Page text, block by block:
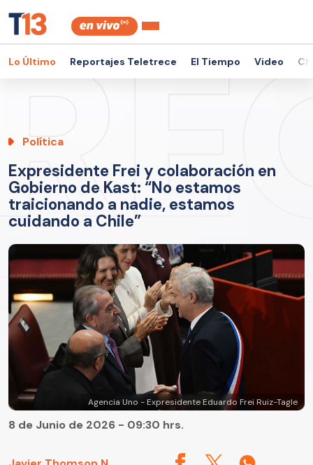
Lo Último Reportajes Teletrece El Tiempo Video
Política
Expresidente Frei y colaboración en
Gobierno de Kast: “No estamos
traicionando a nadie, estamos
cuidando a Chile”
Agencia Uno - Expresidente Eduardo Frei Ruiz-Tagle
8 de Junio de 2026 - 09:30 hrs.